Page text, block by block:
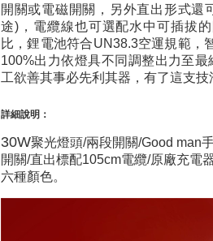
開關或電磁開關，另外直出形式還
途)，電纜線也可選配水中可插拔
比，鋰電池符合UN38.3空運規範，
100%出力依燈具不同調整出力至最
工欲善其事必先利其器，有了這支
詳細說明：
30W聚光燈頭/兩段開關/Good man
開關/直出標配105cm電纜/原廠充電
六種顏色。